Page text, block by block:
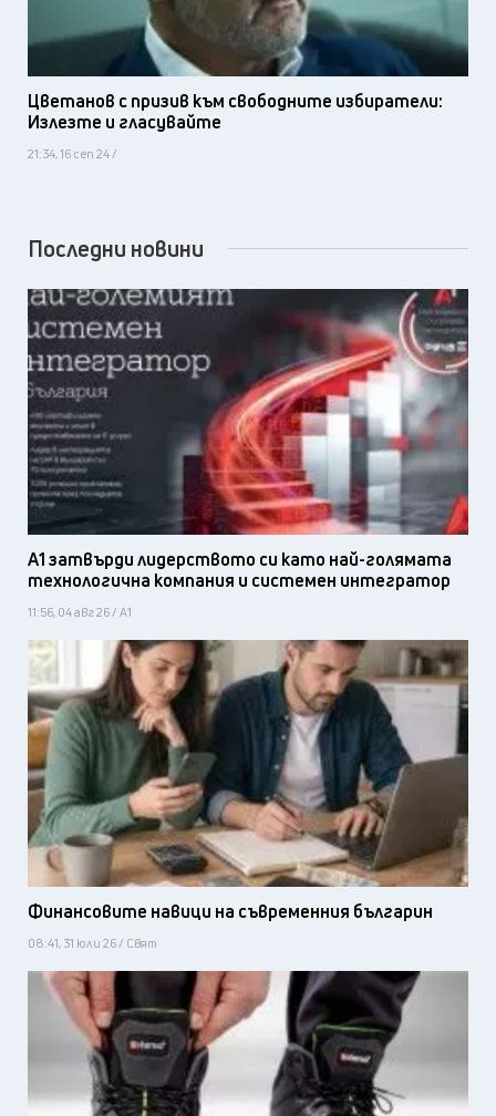
Цветанов с призив към свободните избиратели:
Излезте и гласувайте
21:34, 16 сеп 24 /
Последни новини
А1 затвърди лидерството си като най-голямата
технологична компания и системен интегратор
11:56, 04 авг 26 / А1
Финансовите навици на съвременния българин
08:41, 31 юли 26 / Свят